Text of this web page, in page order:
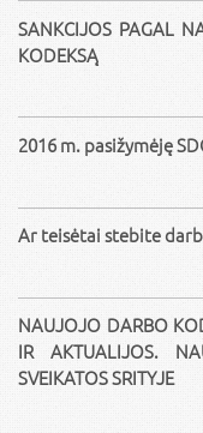
SANKCIJOS PAGAL
KODEKSĄ
2016 m. pasižymėję
Ar teisėtai stebite
NAUJOJO DARBO
IR AKTUALIJOS.
SVEIKATOS SRITYJE